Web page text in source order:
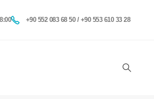
+90 552 083 68 50 / +90 553 610 33 28